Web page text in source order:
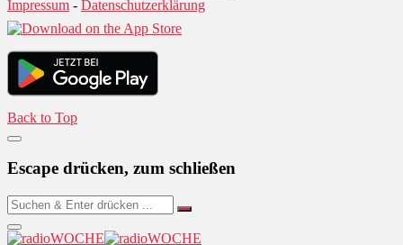
Impressum - Datenschutzerklärung
Back to Top
Escape drücken, zum schließen